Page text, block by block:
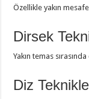
Özellikle yakın
Dirsek
Yakın temas
Diz